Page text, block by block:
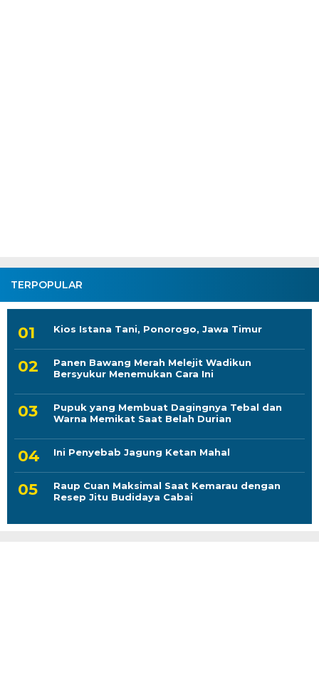
TERPOPULAR
Kios Istana Tani, Ponorogo, Jawa Timur
Panen Bawang Merah Melejit Wadikun
Bersyukur Menemukan Cara Ini
Pupuk yang Membuat Dagingnya Tebal dan
Warna Memikat Saat Belah Durian
Ini Penyebab Jagung Ketan Mahal
Raup Cuan Maksimal Saat Kemarau dengan
Resep Jitu Budidaya Cabai